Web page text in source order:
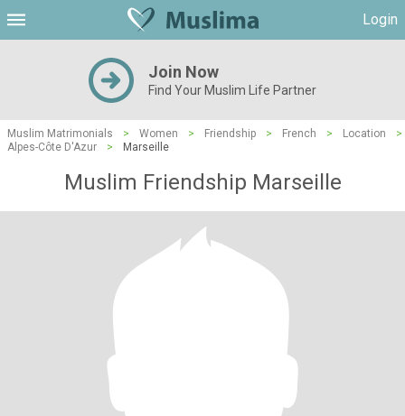
Login
Join Now
Find Your Muslim Life Partner
Muslim Matrimonials > Women > Friendship > French > Location
>
Alpes-Côte D'Azur
> Marseille
Muslim Friendship Marseille